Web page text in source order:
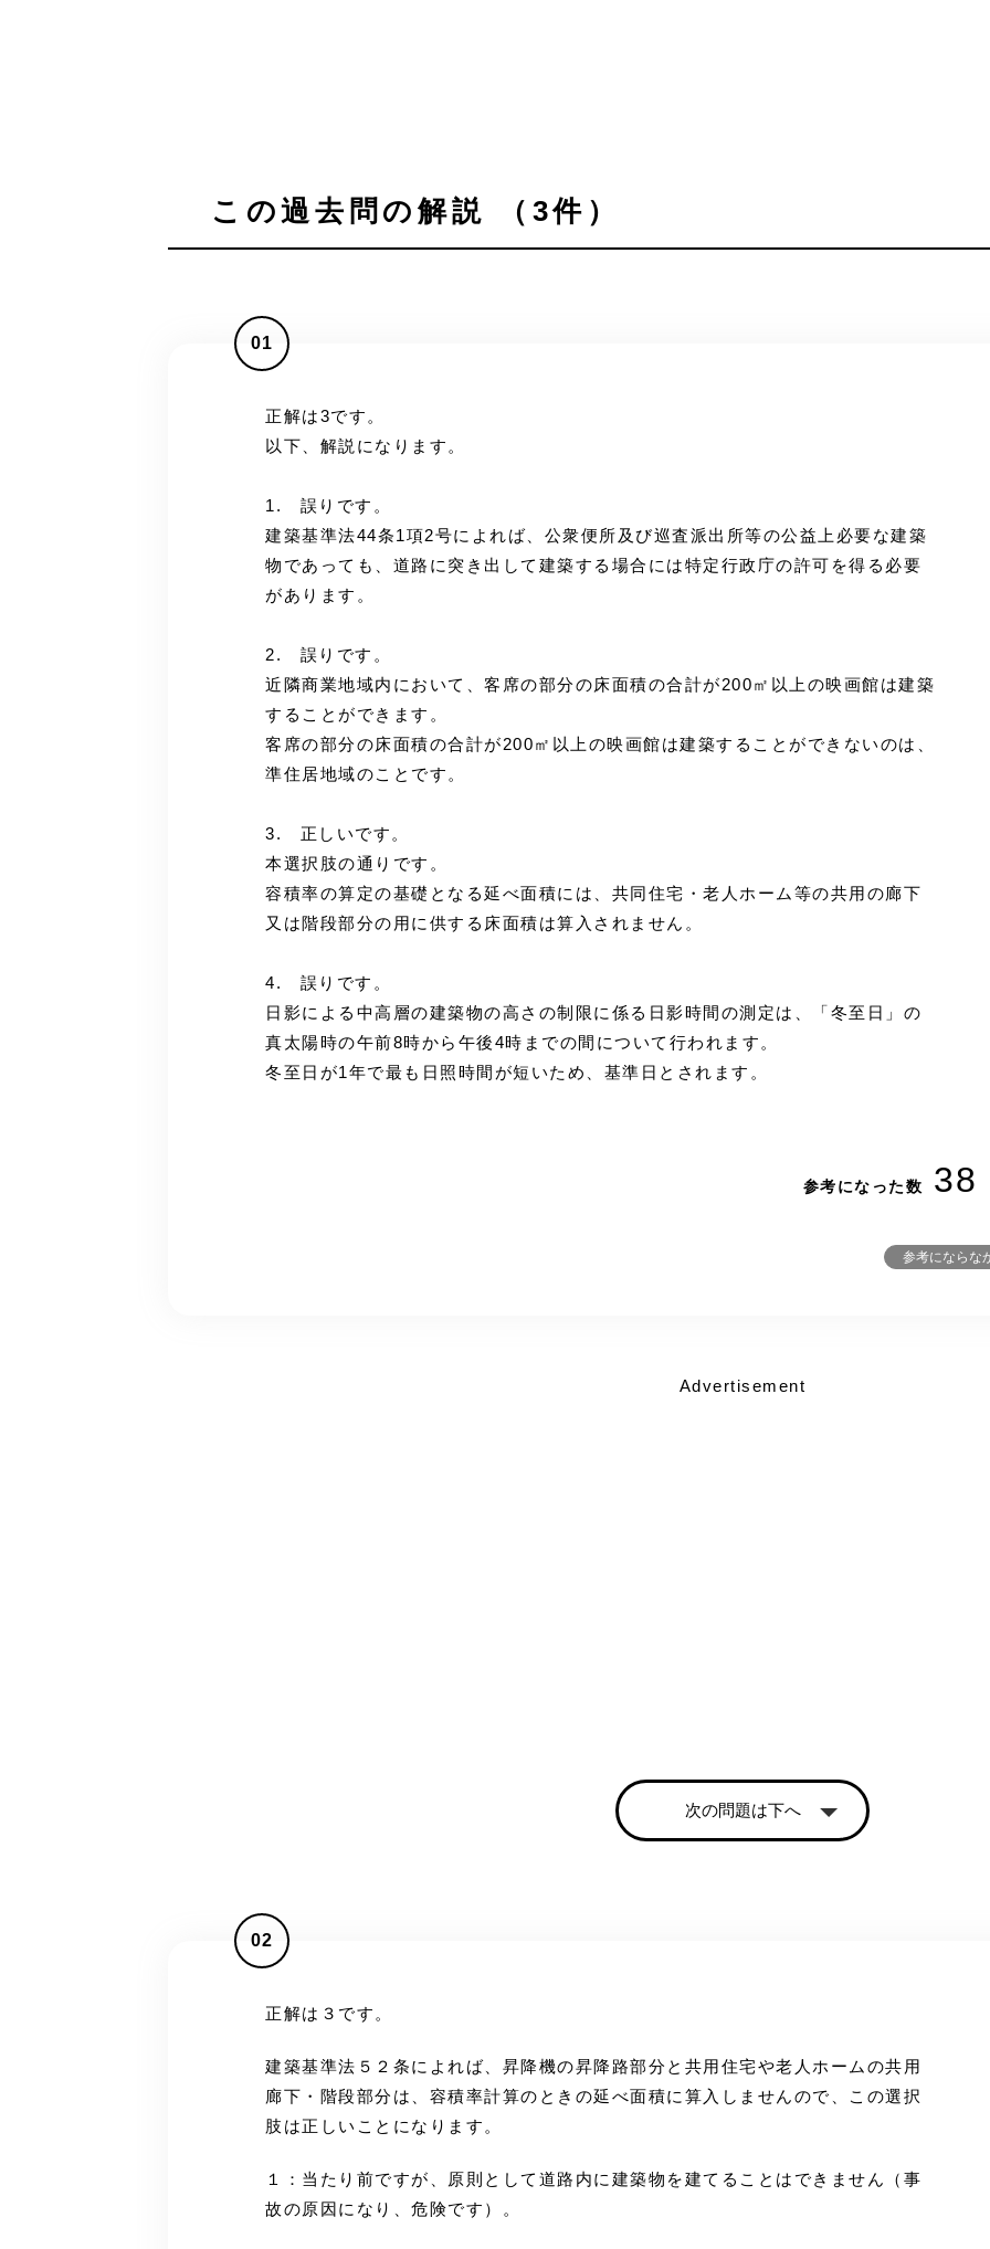
この過去問の解説 （3件）
01
正解は3です。
以下、解説になります。
1. 誤りです。
建築基準法44条1項2号によれば、公衆便所及び巡査派出所等の公益上必要な建築
物であっても、道路に突き出して建築する場合には特定行政庁の許可を得る必要
があります。
2. 誤りです。
近隣商業地域内において、客席の部分の床面積の合計が200㎡以上の映画館は建築
することができます。
客席の部分の床面積の合計が200㎡以上の映画館は建築することができないのは、
準住居地域のことです。
3. 正しいです。
本選択肢の通りです。
容積率の算定の基礎となる延べ面積には、共同住宅・老人ホーム等の共用の廊下
又は階段部分の用に供する床面積は算入されません。
4. 誤りです。
日影による中高層の建築物の高さの制限に係る日影時間の測定は、「冬至日」の
真太陽時の午前8時から午後4時までの間について行われます。
冬至日が1年で最も日照時間が短いため、基準日とされます。
参考になった数 38
参考にならな
Advertisement
次の問題は下へ
02
正解は３です。
建築基準法５２条によれば、昇降機の昇降路部分と共用住宅や老人ホームの共用
廊下・階段部分は、容積率計算のときの延べ面積に算入しませんので、この選択
肢は正しいことになります。
１：当たり前ですが、原則として道路内に建築物を建てることはできません（事
故の原因になり、危険です）。